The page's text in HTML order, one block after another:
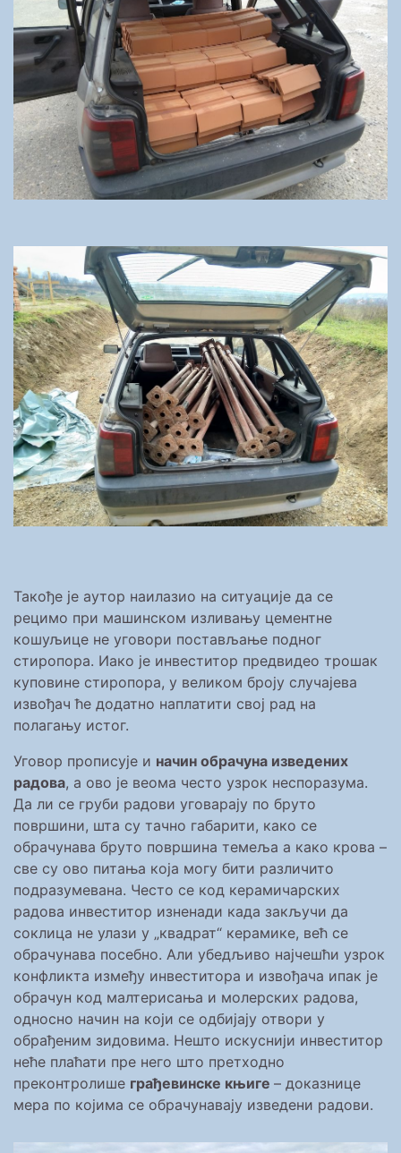
Такође је аутор наилазио на ситуације да се
рецимо при машинском изливању цементне
кошуљице не уговори постављање подног
стиропора. Иако је инвеститор предвидео трошак
куповине стиропора, у великом броју случајева
извођач ће додатно наплатити свој рад на
полагању истог.
Уговор прописује и начин обрачуна изведених
радова, а ово је веома често узрок неспоразума.
Да ли се груби радови уговарају по бруто
површини, шта су тачно габарити, како се
обрачунава бруто површина темеља а како крова –
све су ово питања која могу бити различито
подразумевана. Често се код керамичарских
радова инвеститор изненади када закључи да
соклица не улази у „квадрат“ керамике, већ се
обрачунава посебно. Али убедљиво најчешћи узрок
конфликта између инвеститора и извођача ипак је
обрачун код малтерисања и молерских радова,
односно начин на који се одбијају отвори у
обрађеним зидовима. Нешто искуснији инвеститор
неће плаћати пре него што претходно
преконтролише грађевинске књиге – доказнице
мера по којима се обрачунавају изведени радови.